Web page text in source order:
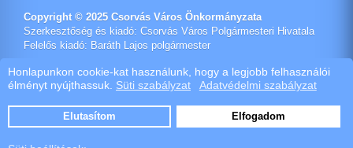
Honlapunkon cookie-kat használunk, hogy a legjobb felhasználói
élményt nyújthassuk. Süti szabályzat Adatvédelmi szabályzat
Elutasítom Elfogadom
Copyright © 2025 Csorvás Város Önkormányzata
Szerkesztőség és kiadó: Csorvás Város Polgármesteri Hivatala
Felelős kiadó: Baráth Lajos polgármester
Impresszum
Ötletes Megoldások Kft.
Webdeisign|Webhost
Szoftver értékesítés